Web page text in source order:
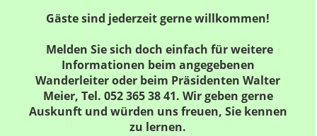
Gäste sind jederzeit gerne willkommen!
Melden Sie sich doch einfach für weitere
Informationen beim angegebenen
Wanderleiter oder beim Präsidenten Walter
Meier, Tel. 052 365 38 41. Wir geben gerne
Auskunft und würden uns freuen, Sie kennen
zu lernen.